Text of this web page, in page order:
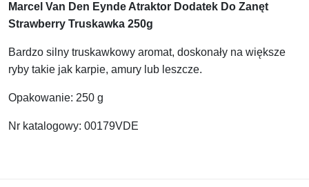
Marcel Van Den Eynde Atraktor Dodatek Do Zanęt
Strawberry Truskawka 250g
Bardzo silny truskawkowy aromat, doskonały na większe
ryby takie jak karpie, amury lub leszcze.
Opakowanie: 250 g
Nr katalogowy: 00179VDE